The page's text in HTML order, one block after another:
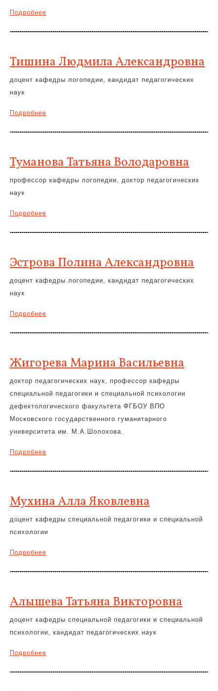
Подробнее
Тишина Людмила Александровна
доцент кафедры логопедии, кандидат педагогических
наук
Подробнее
Туманова Татьяна Володаровна
профессор кафедры логопедии, доктор педагогических
наук
Подробнее
Эстрова Полина Александровна
доцент кафедры логопедии, кандидат педагогических
наук
Подробнее
Жигорева Марина Васильевна
доктор педагогических наук, профессор кафедры
специальной педагогики и специальной психологии
дефектологического факультета ФГБОУ ВПО
Московского государственного гуманитарного
университета им. М.А.Шолохова.
Подробнее
Мухина Алла Яковлевна
доцент кафедры специальной педагогики и специальной
психологии
Подробнее
Алышева Татьяна Викторовна
доцент кафедры специальной педагогики и специальной
психологии, кандидат педагогических наук
Подробнее